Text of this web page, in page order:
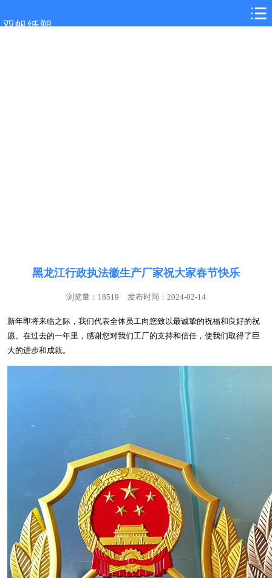
双帆纸塑
黑龙江行政执法徽生产厂家祝大家春节快乐
浏览量：18519 发布时间：2024-02-14
新年即将来临之际，我们代表全体员工向您致以最诚挚的祝福和良好的祝
愿。在过去的一年里，感谢您对我们工厂的支持和信任，使我们取得了巨
大的进步和成就。